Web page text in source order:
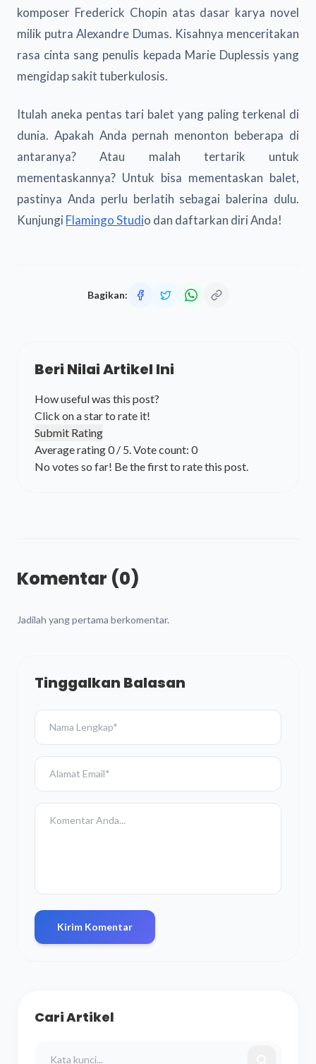
komposer Frederick Chopin atas dasar karya novel
milik putra Alexandre Dumas. Kisahnya menceritakan
rasa cinta sang penulis kepada Marie Duplessis yang
mengidap sakit tuberkulosis.
Itulah aneka pentas tari balet yang paling terkenal di
dunia. Apakah Anda pernah menonton beberapa di
antaranya? Atau malah tertarik untuk
mementaskannya? Untuk bisa mementaskan balet,
pastinya Anda perlu berlatih sebagai balerina dulu.
Kunjungi Flamingo Studio dan daftarkan diri Anda!
Bagikan:
Beri Nilai Artikel Ini
How useful was this post?
Click on a star to rate it!
Submit Rating
Average rating0/ 5. Vote count: 0
No votes so far! Be the first to rate this post.
Komentar (0)
Jadilah yang pertama berkomentar.
Tinggalkan Balasan
Kirim Komentar
Cari Artikel